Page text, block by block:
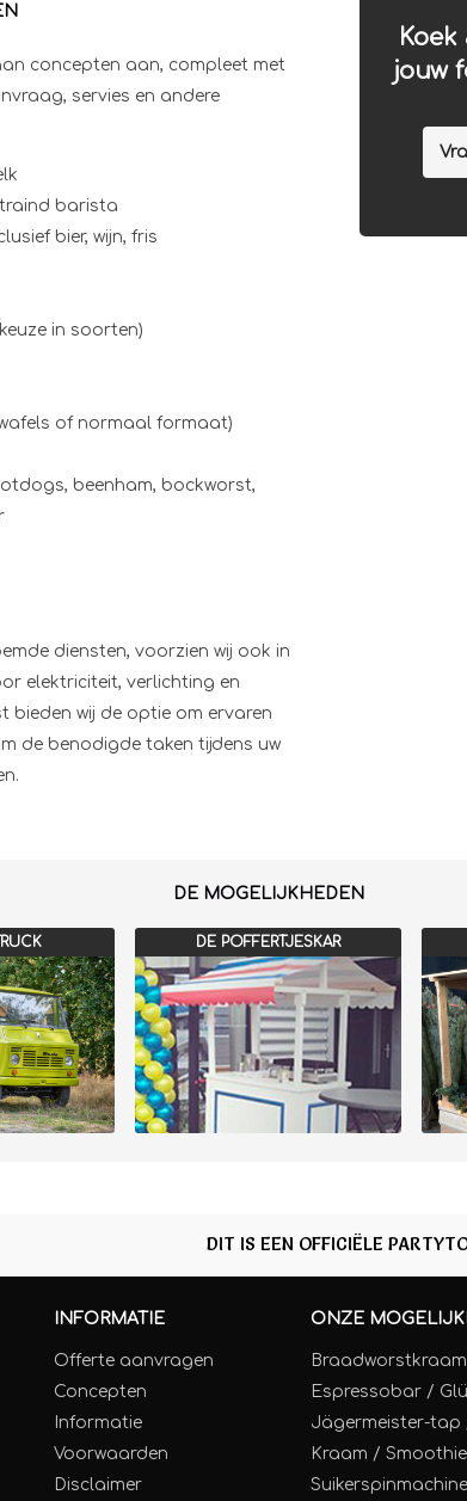
concepten aan, compleet met
servies en andere
barista
bier, wijn, fris
in soorten)
of normaal formaat)
beenham, bockworst,
diensten, voorzien wij ook in
elektriciteit, verlichting en
bieden wij de optie om ervaren
de benodigde taken tijdens uw
jouw
DE MOGELIJKHEDEN
DE POFFERTJESKAR
DIT IS EEN OFFICIËLE
INFORMATIE
Offerte aanvragen
Concepten
Informatie
Voorwaarden
Disclaimer
ONZE
Braadworstkraam
Espressobar /
Jägermeister-tap
Kraam /
Suikerspinmachine